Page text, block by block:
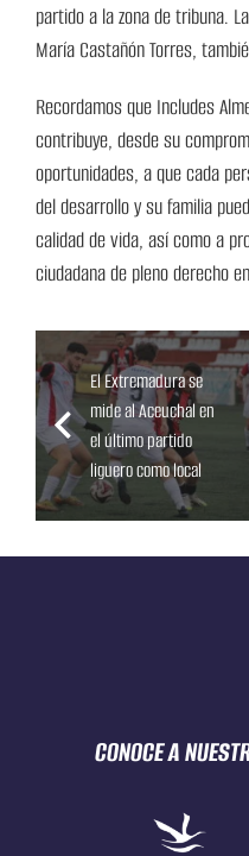
partido a la zona de tribuna.
María Castañón Torres,
Recordamos que Includes
contribuye, desde su
oportunidades, a que cada
del desarrollo y su familia
calidad de vida, así como a
ciudadana de pleno derecho
El Extremadura se
mide al Aceuchal en
el último partido
liguero como local
CONOCE A